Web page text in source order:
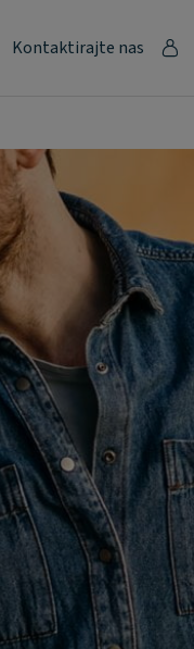
Kontaktirajte nas